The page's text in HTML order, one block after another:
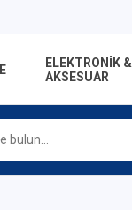
ELEKTRONİK &
AKSESUAR